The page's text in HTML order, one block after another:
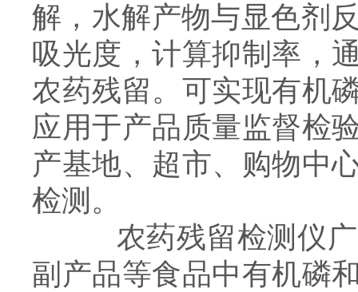
解，水解产物与显色剂
吸光度，计算抑制率，
农药残留。可实现有机
应用于产品质量监督检
产基地、超市、购物中
检测。
农药残留检测仪广
副产品等食品中有机磷